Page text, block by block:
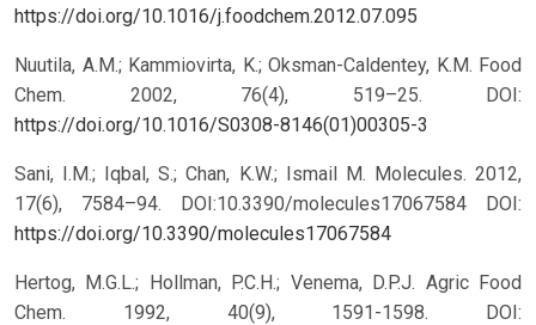
https://doi.org/10.1016/j.foodchem.2012.07.095
Nuutila, A.M.; Kammiovirta, K.; Oksman-Caldentey, K.M. Food
Chem. 2002, 76(4), 519–25. DOI:
https://doi.org/10.1016/S0308-8146(01)00305-3
Sani, I.M.; Iqbal, S.; Chan, K.W.; Ismail M. Molecules. 2012,
17(6), 7584–94. DOI:10.3390/molecules17067584 DOI:
https://doi.org/10.3390/molecules17067584
Hertog, M.G.L.; Hollman, P.C.H.; Venema, D.P.J. Agric Food
Chem. 1992, 40(9), 1591-1598. DOI: